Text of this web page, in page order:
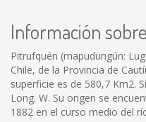
Información
Pitrufquén (mapudungún:
Chile, de la Provincia de
superficie es de 580,7 Km2.
Long. W. Su origen se
1882 en el curso medio del